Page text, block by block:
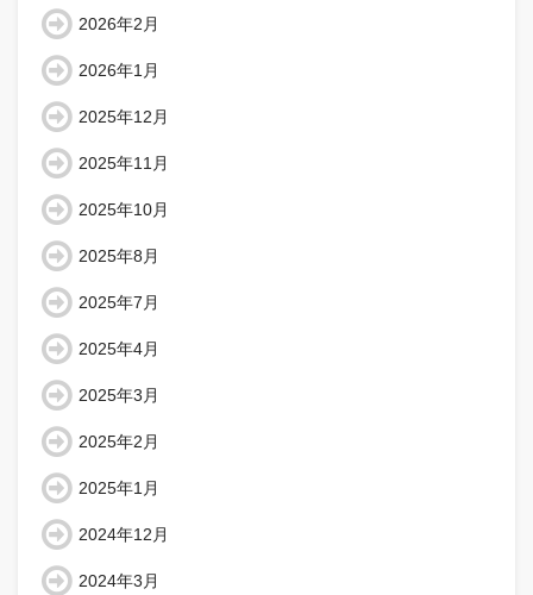
2026年2月
2026年1月
2025年12月
2025年11月
2025年10月
2025年8月
2025年7月
2025年4月
2025年3月
2025年2月
2025年1月
2024年12月
2024年3月